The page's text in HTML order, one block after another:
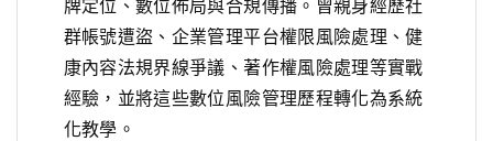
牌定位、數位佈局與合規傳播。曾親身經歷社
群帳號遭盜、企業管理平台權限風險處理、健
康內容法規界線爭議、著作權風險處理等實戰
經驗，並將這些數位風險管理歷程轉化為系統
化教學。